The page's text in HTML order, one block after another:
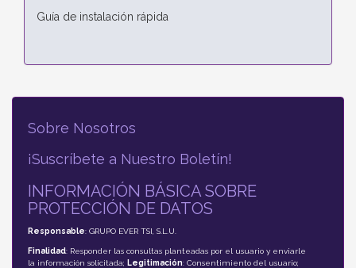
Guía de instalación rápida
Sobre Nosotros
¡Suscríbete a Nuestro Boletín!
INFORMACIÓN BÁSICA SOBRE
PROTECCIÓN DE DATOS
Responsable: GRUPO EVER TSI, S.L.U.
Finalidad: Responder las consultas planteadas por el usuario y enviarle
la información solicitada; Legitimación: Consentimiento del usuario;